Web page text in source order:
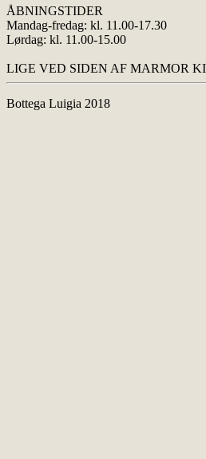
ÅBNINGSTIDER
Mandag-fredag: kl. 11.00-17.30
Lørdag: kl. 11.00-15.00
LIGE VED SIDEN AF MARMOR
Bottega Luigia 2018